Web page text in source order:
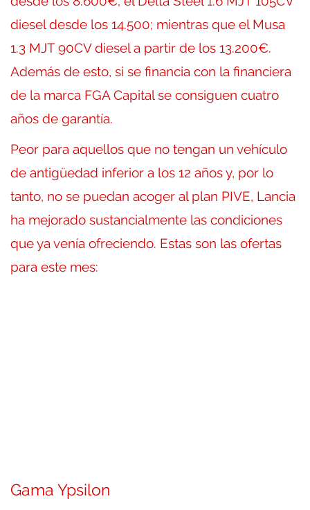
diesel desde los 14.500; mientras que el Musa
1.3 MJT 90CV diesel a partir de los 13.200€.
Además de esto, si se financia con la financiera
de la marca FGA Capital se consiguen cuatro
años de garantía.
Peor para aquellos que no tengan un vehículo
de antigüedad inferior a los 12 años y, por lo
tanto, no se puedan acoger al plan PIVE, Lancia
ha mejorado sustancialmente las condiciones
que ya venía ofreciendo. Estas son las ofertas
para este mes:
Gama Ypsilon